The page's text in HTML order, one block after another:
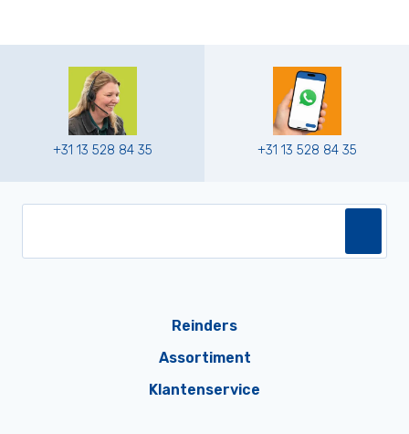
+31 13 528 84 35 +31 13 528 84 35
Reinders
Assortiment
Klantenservice